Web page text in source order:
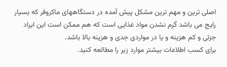
اصلی ترین و مهم ترین مشکل پیش آمده در دستگاههای ماکروفر که بسیار
رایج می باشد گرم نشدن مواد غذایی است که هم ممکن است این ایراد
جزئی و کم هزینه و یا در مواردی جدی و هزینه بالا باشد.
برای کسب اطلاعات بیشتر موارد زیر را مطالعه کنید.